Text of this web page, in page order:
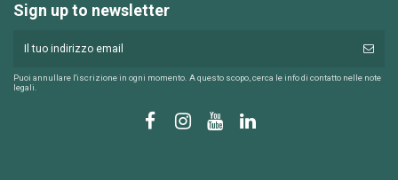
Sign up to newsletter
Puoi annullare l'iscrizione in ogni momento. A questo scopo, cerca le info di contatto nelle note
legali.